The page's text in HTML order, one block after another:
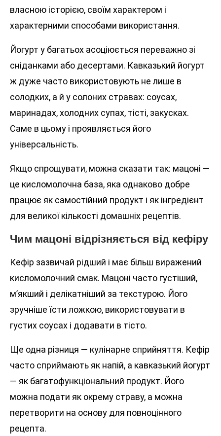
власною історією, своїм характером і
характерними способами використання.
Йогурт у багатьох асоціюється переважно зі
сніданками або десертами. Кавказький йогурт
ж дуже часто використовують не лише в
солодких, а й у солоних стравах: соусах,
маринадах, холодних супах, тісті, закусках.
Саме в цьому і проявляється його
універсальність.
Якщо спрощувати, можна сказати так: мацоні —
це кисломолочна база, яка однаково добре
працює як самостійний продукт і як інгредієнт
для великої кількості домашніх рецептів.
Чим мацоні відрізняється від кефіру
Кефір зазвичай рідший і має більш виражений
кисломолочний смак. Мацоні часто густіший,
м’якший і делікатніший за текстурою. Його
зручніше їсти ложкою, використовувати в
густих соусах і додавати в тісто.
Ще одна різниця — кулінарне сприйняття. Кефір
часто сприймають як напій, а кавказький йогурт
— як багатофункціональний продукт. Його
можна подати як окрему страву, а можна
перетворити на основу для повноцінного
рецепта.